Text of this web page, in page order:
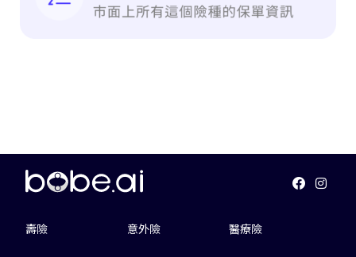
壽險 意外險 醫療險